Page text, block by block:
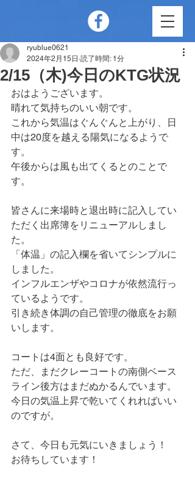
2/15（木)今日のKTG状況
ryublue0621
2024年2月15日 読了時間: 1分
おはようございます。
晴れて気持ちのいい朝です。
これから気温はぐんぐんと上がり、日
中は20度を越える陽気になるようで
す。
午後からは風も出てくるとのことで
す。
皆さんに来場時と退出時に記入してい
ただく出席簿をリニューアルしまし
た。
「体温」の記入欄を省いてシンプルに
しました。
インフルエンザやコロナが依然流行っ
ているようです。
引き続き体調の自己管理の徹底をお願
いします。
コートは4面とも良好です。
ただ、まだクレーコートの南側ベース
ライン後方はまだぬかるんでいます。
今日の気温上昇で乾いてくれればいい
のですが。
さて、今日も元気にいきましょう！
お待ちしています！